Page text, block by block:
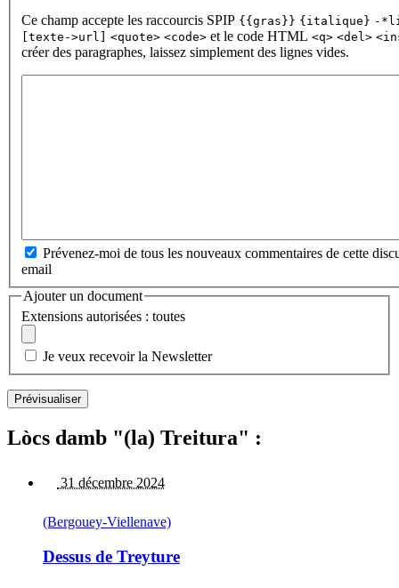
Ce champ accepte les raccourcis SPIP {{gras}} {italique} -
[texte->url] <quote> <code> et le code HTML <q> <del>
créer des paragraphes, laissez simplement des lignes vides.
Prévenez-moi de tous les nouveaux commentaires de cette
email
Ajouter un document
Extensions autorisées : toutes
Je veux recevoir la Newsletter
Lòcs damb "(la) Treitura" :
31 décembre 2024
(Bergouey-Viellenave)
Dessus de Treyture